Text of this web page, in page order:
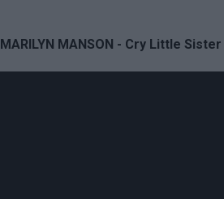
MARILYN MANSON - Cry Little Sister